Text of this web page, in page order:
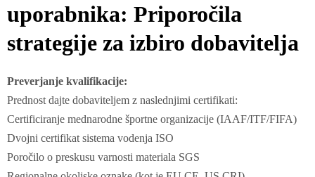
uporabnika: Priporočila
strategije za izbiro dobavitelja
Preverjanje kvalifikacije:
Prednost dajte dobaviteljem z naslednjimi certifikati:
Certificiranje mednarodne športne organizacije (IAAF/ITF/FIFA)
Dvojni certifikat sistema vodenja ISO
Poročilo o preskusu varnosti materiala SGS